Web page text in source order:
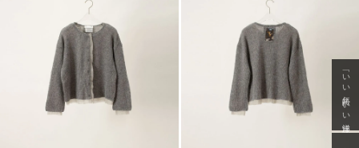
「いい年齢 いい洋服」